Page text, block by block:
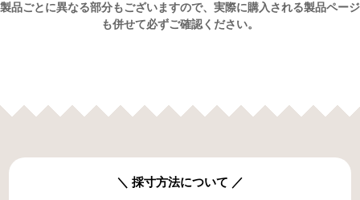
製品ごとに異なる部分もございますので、実際に購入される製品ページ
も併せて必ずご確認ください。
採寸方法について